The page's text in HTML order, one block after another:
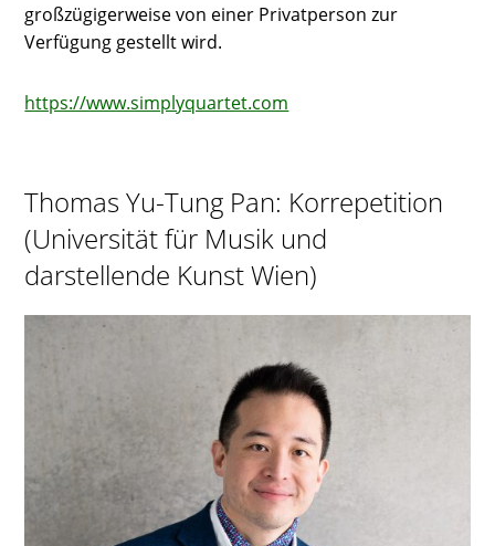
großzügigerweise von einer Privatperson zur
Verfügung gestellt wird.
https://www.simplyquartet.com
Thomas Yu-Tung Pan: Korrepetition
(Universität für Musik und
darstellende Kunst Wien)